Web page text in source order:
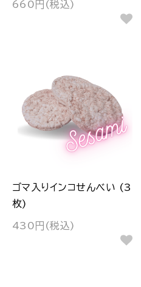
660円(税込)
ゴマ入りインコせんべい (3
枚)
430円(税込)